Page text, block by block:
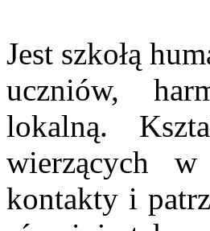
Jest szkołą
uczniów,
lokalną.
wierzących
kontakty i